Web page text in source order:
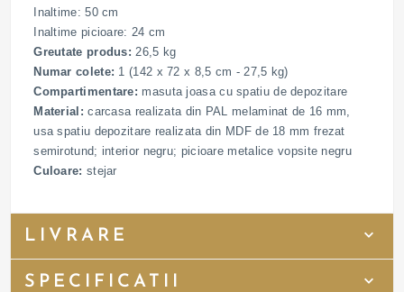
Inaltime: 50 cm
Inaltime picioare: 24 cm
Greutate produs: 26,5 kg
Numar colete: 1 (142 x 72 x 8,5 cm - 27,5 kg)
Compartimentare: masuta joasa cu spatiu de depozitare
Material:carcasa realizata din PAL melaminat de 16 mm,
usa spatiu depozitare realizata din MDF de 18 mm frezat
semirotund; interior negru; picioare metalice vopsite negru
Culoare: stejar
LIVRARE
SPECIFICATII